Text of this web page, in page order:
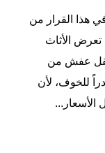
هذا القرار من
تعرض الأثاث
نقل عفش من
للخوف، لأن
الأسعار...